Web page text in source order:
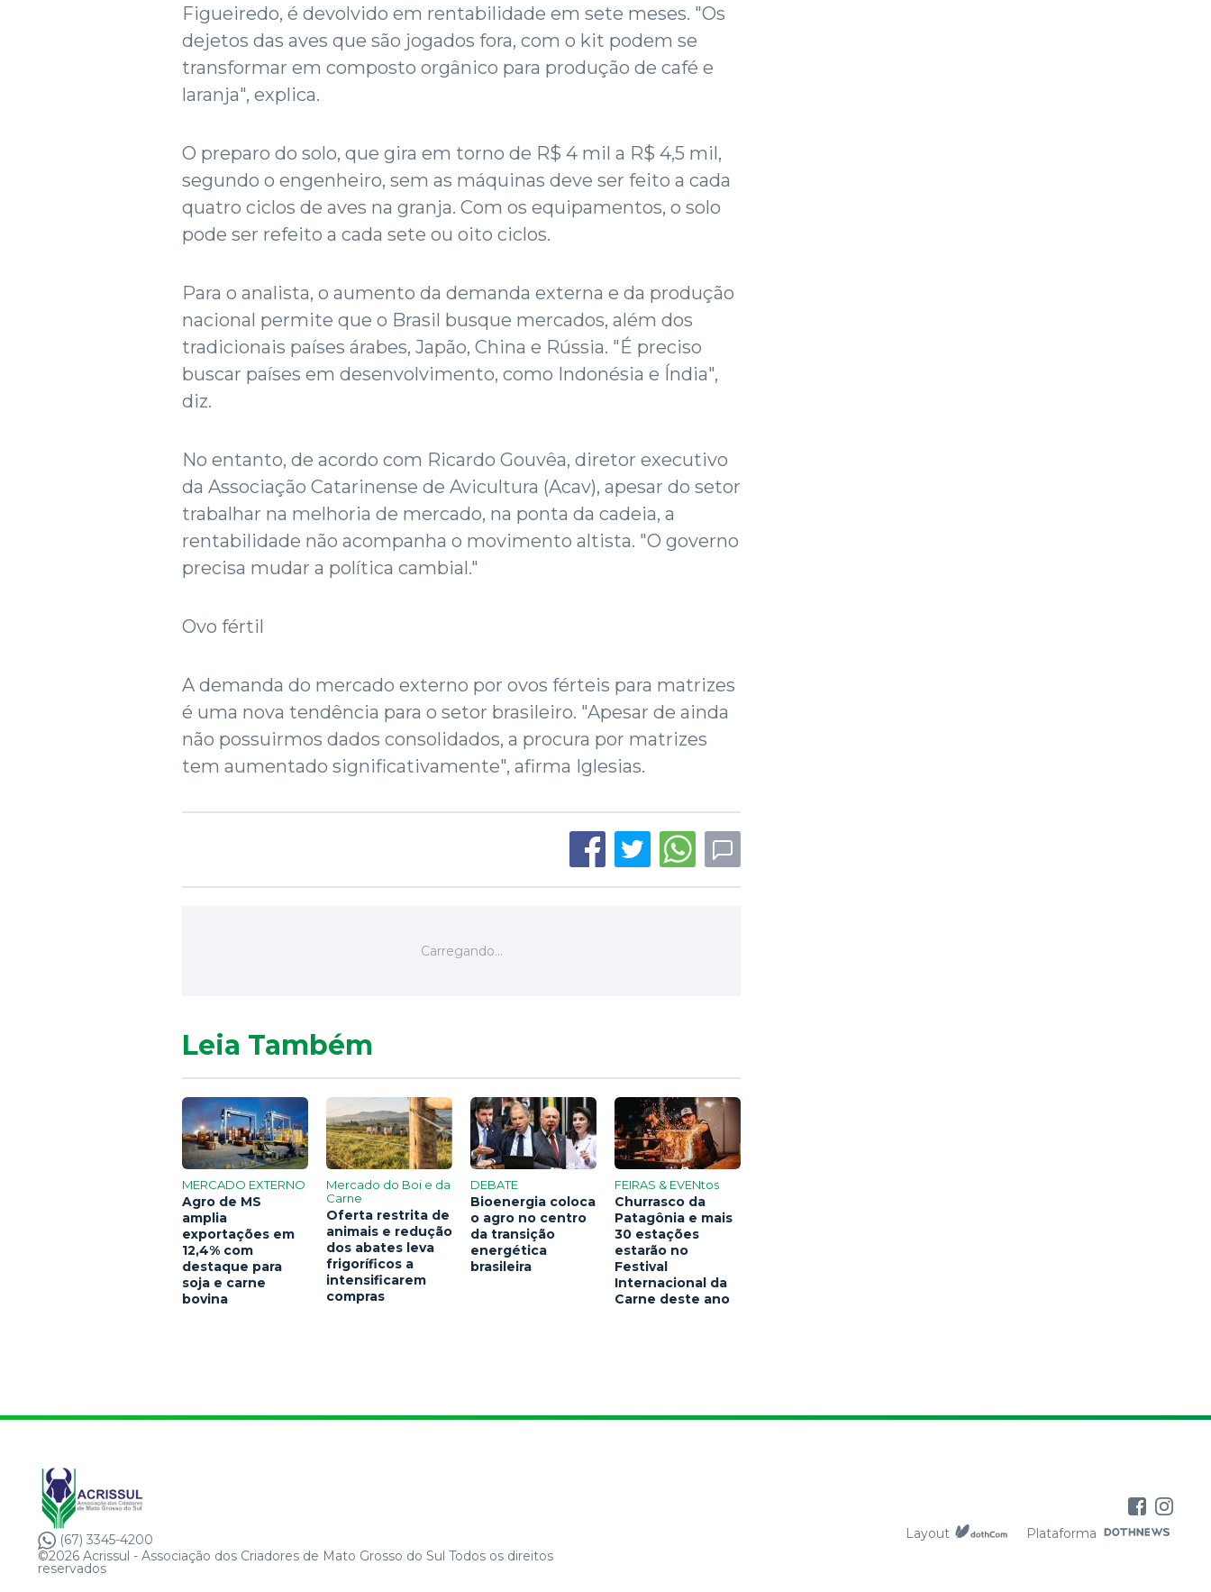
Figueiredo, é devolvido em rentabilidade em sete meses. "Os
dejetos das aves que são jogados fora, com o kit podem se
transformar em composto orgânico para produção de café e
laranja", explica.
O preparo do solo, que gira em torno de R$ 4 mil a R$ 4,5 mil,
segundo o engenheiro, sem as máquinas deve ser feito a cada
quatro ciclos de aves na granja. Com os equipamentos, o solo
pode ser refeito a cada sete ou oito ciclos.
Para o analista, o aumento da demanda externa e da produção
nacional permite que o Brasil busque mercados, além dos
tradicionais países árabes, Japão, China e Rússia. "É preciso
buscar países em desenvolvimento, como Indonésia e Índia",
diz.
No entanto, de acordo com Ricardo Gouvêa, diretor executivo
da Associação Catarinense de Avicultura (Acav), apesar do setor
trabalhar na melhoria de mercado, na ponta da cadeia, a
rentabilidade não acompanha o movimento altista. "O governo
precisa mudar a política cambial."
Ovo fértil
A demanda do mercado externo por ovos férteis para matrizes
é uma nova tendência para o setor brasileiro. "Apesar de ainda
não possuirmos dados consolidados, a procura por matrizes
tem aumentado significativamente", afirma Iglesias.
Leia Também
MERCADO EXTERNO
Agro de MS
amplia
exportações em
12,4% com
destaque para
soja e carne
bovina
Mercado do Boi e da
Carne
Oferta restrita de
animais e redução
dos abates leva
frigoríficos a
intensificarem
compras
DEBATE
Bioenergia coloca
o agro no centro
da transição
energética
brasileira
FEIRAS & EVENtos
Churrasco da
Patagônia e mais
30 estações
estarão no
Festival
Internacional da
Carne deste ano
(67) 3345-4200
©2026 Acrissul - Associação dos Criadores de Mato Grosso do Sul Todos os direitos
reservados
Layout Plataforma